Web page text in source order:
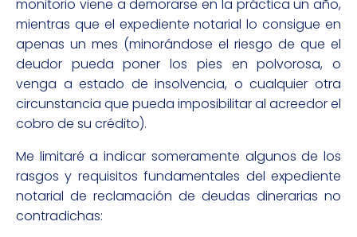
monitorio viene a demorarse en la práctica un año,
mientras que el expediente notarial lo consigue en
apenas un mes (minorándose el riesgo de que el
deudor pueda poner los pies en polvorosa, o
venga a estado de insolvencia, o cualquier otra
circunstancia que pueda imposibilitar al acreedor el
cobro de su crédito).
Me limitaré a indicar someramente algunos de los
rasgos y requisitos fundamentales del expediente
notarial de reclamación de deudas dinerarias no
contradichas: